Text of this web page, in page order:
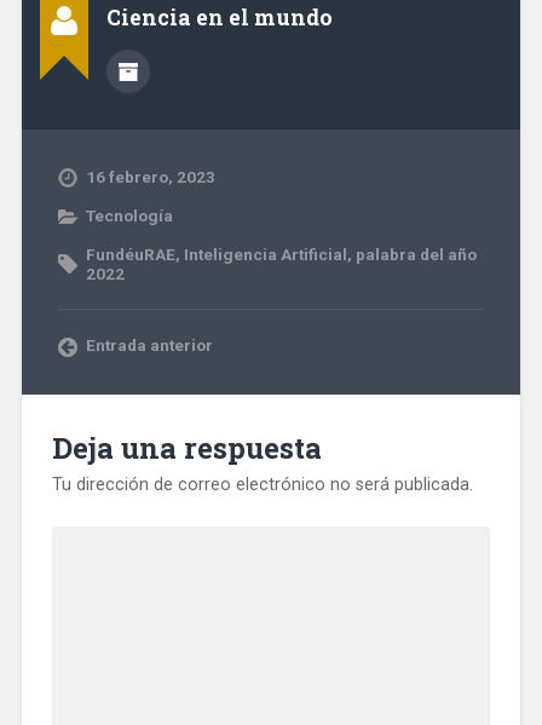
Ciencia en el mundo
16 febrero, 2023
Tecnología
FundéuRAE, Inteligencia Artificial, palabra del año
2022
Entrada anterior
Deja una respuesta
Tu dirección de correo electrónico no será publicada.